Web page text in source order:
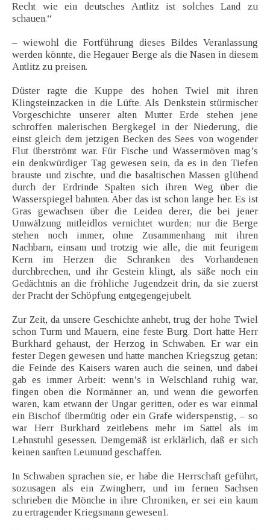
Recht wie ein deutsches Antlitz ist solches Land zu
schauen.“
– wiewohl die Fortführung dieses Bildes Veranlassung
werden könnte, die Hegauer Berge als die Nasen in diesem
Antlitz zu preisen.
Düster ragte die Kuppe des hohen Twiel mit ihren
Klingsteinzacken in die Lüfte. Als Denkstein stürmischer
Vorgeschichte unserer alten Mutter Erde stehen jene
schroffen malerischen Bergkegel in der Niederung, die
einst gleich dem jetzigen Becken des Sees von wogender
Flut überströmt war. Für Fische und Wassermöven mag’s
ein denkwürdiger Tag gewesen sein, da es in den Tiefen
brauste und zischte, und die basaltischen Massen glühend
durch der Erdrinde Spalten sich ihren Weg über die
Wasserspiegel bahnten. Aber das ist schon lange her. Es ist
Gras gewachsen über die Leiden derer, die bei jener
Umwälzung mitleidlos vernichtet wurden; nur die Berge
stehen noch immer, ohne Zusammenhang mit ihren
Nachbarn, einsam und trotzig wie alle, die mit feurigem
Kern im Herzen die Schranken des Vorhandenen
durchbrechen, und ihr Gestein klingt, als säße noch ein
Gedächtnis an die fröhliche Jugendzeit drin, da sie zuerst
der Pracht der Schöpfung entgegengejubelt.
Zur Zeit, da unsere Geschichte anhebt, trug der hohe Twiel
schon Turm und Mauern, eine feste Burg. Dort hatte Herr
Burkhard gehaust, der Herzog in Schwaben. Er war ein
fester Degen gewesen und hatte manchen Kriegszug getan;
die Feinde des Kaisers waren auch die seinen, und dabei
gab es immer Arbeit: wenn’s in Welschland ruhig war,
fingen oben die Normänner an, und wenn die geworfen
waren, kam etwann der Ungar geritten, oder es war einmal
ein Bischof übermütig oder ein Grafe widerspenstig, – so
war Herr Burkhard zeitlebens mehr im Sattel als im
Lehnstuhl gesessen. Demgemäß ist erklärlich, daß er sich
keinen sanften Leumund geschaffen.
In Schwaben sprachen sie, er habe die Herrschaft geführt,
sozusagen als ein Zwingherr, und im fernen Sachsen
schrieben die Mönche in ihre Chroniken, er sei ein kaum
zu ertragender Kriegsmann gewesen1.